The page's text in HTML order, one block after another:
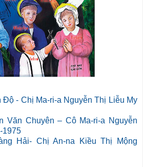
Độ - Chị Ma-ri-a Nguyễn Thị Liễu My
Văn Chuyên – Cô Ma-ri-a Nguyễn
1975
Hải- Chị An-na Kiều Thị Mộng